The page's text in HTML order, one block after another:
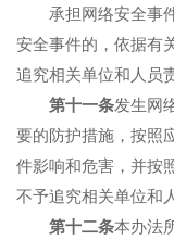
承担网络安全事
安全事件的，依据有
追究相关单位和人员
第十一条发生网
要的防护措施，按照
件影响和危害，并按
不予追究相关单位和
第十二条本办法